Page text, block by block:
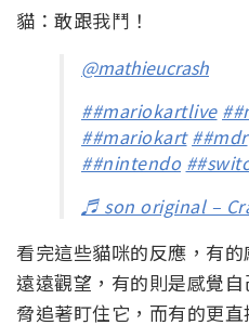
貓：敢跟我鬥！
@mathieucrash
##mariokartlive
##mariokart ##mdr
##nintendo
♬ son original –
看完這些貓咪的反應，有
遠遠觀望，有的則是感覺
脅追著盯住它，而有的更